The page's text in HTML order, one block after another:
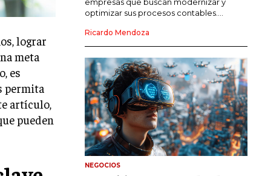
VENTA DE ENLACES
MARKETING DIGITAL
PUBLICIDAD
VENTAS Y PERSUASIÓN
GESTIÓN DE PRODUCTOS
COMUNICACIÓN CORPORATIVA
GESTIÓN DE MARCA
lograr
meta
es
permita
artículo,
pueden
empresas que buscan modernizar y
optimizar sus procesos contables....
Ricardo Mendoza
NEGOCIOS